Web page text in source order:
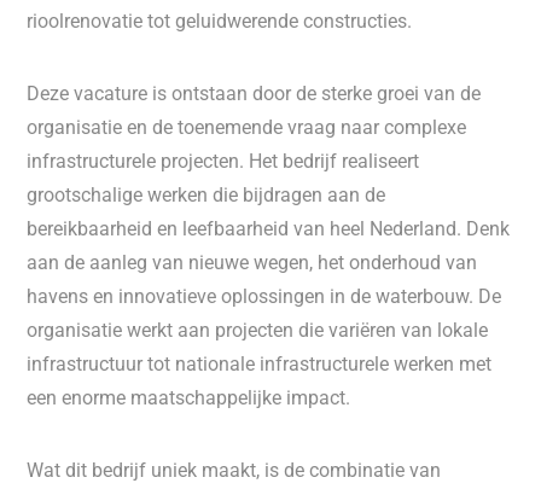
rioolrenovatie tot geluidwerende constructies.
Deze vacature is ontstaan door de sterke groei van de
organisatie en de toenemende vraag naar complexe
infrastructurele projecten. Het bedrijf realiseert
grootschalige werken die bijdragen aan de
bereikbaarheid en leefbaarheid van heel Nederland. Denk
aan de aanleg van nieuwe wegen, het onderhoud van
havens en innovatieve oplossingen in de waterbouw. De
organisatie werkt aan projecten die variëren van lokale
infrastructuur tot nationale infrastructurele werken met
een enorme maatschappelijke impact.
Wat dit bedrijf uniek maakt, is de combinatie van